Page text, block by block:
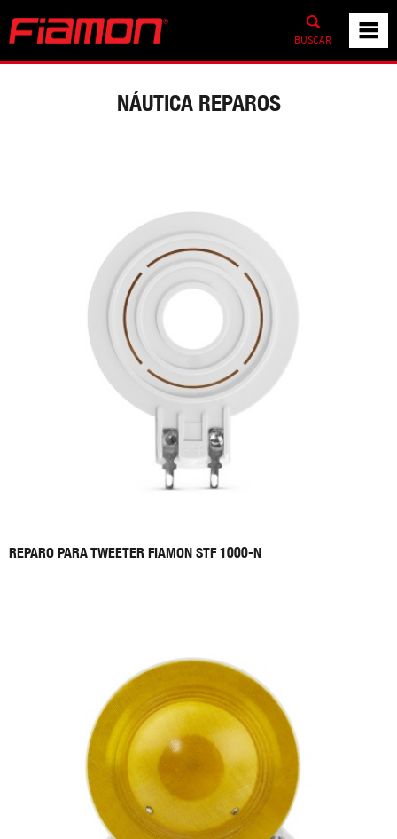
BUSCAR
NÁUTICA REPAROS
REPARO PARA TWEETER FIAMON STF 1000-N